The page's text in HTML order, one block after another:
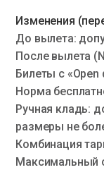
Изменения
До вылета:
После вылета
Билеты с «Open
Норма
Ручная кладь:
размеры не
Комбинация
Максимальный